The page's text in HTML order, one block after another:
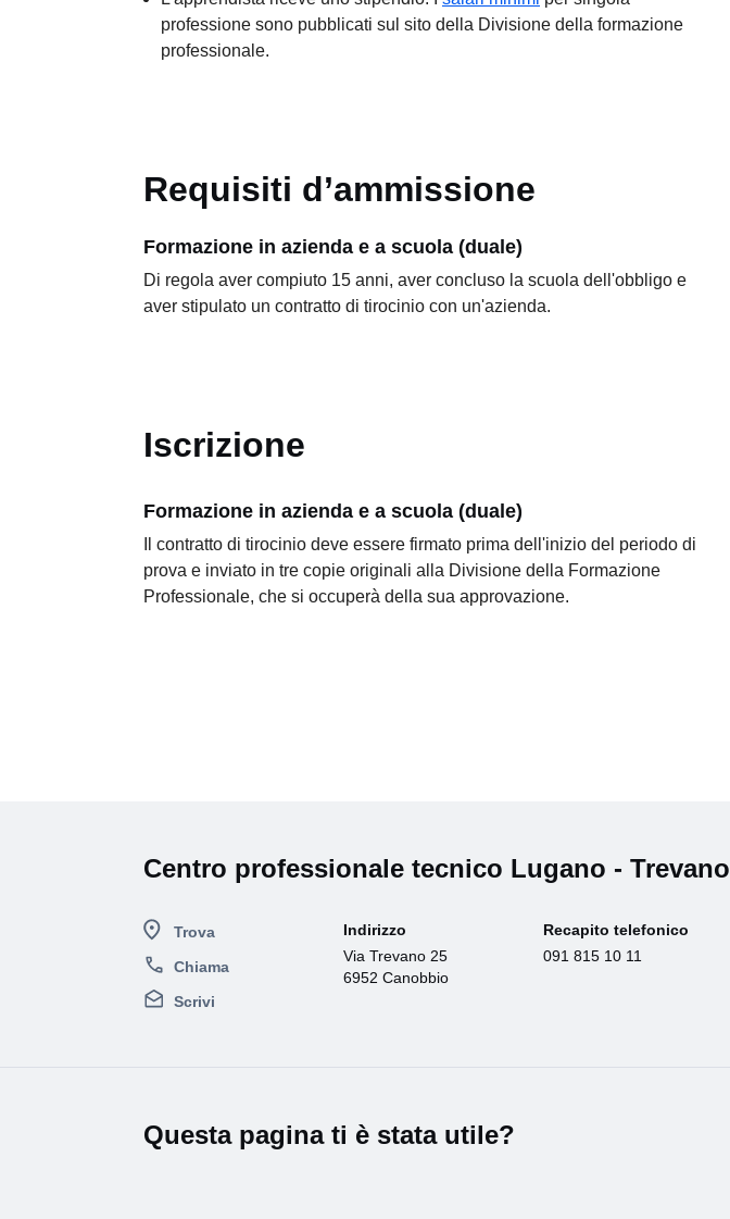
professione sono pubblicati sul sito della Divisione della formazione
professionale.
Requisiti d’ammissione
Formazione in azienda e a scuola (duale)
Di regola aver compiuto 15 anni, aver concluso la scuola dell'obbligo e
aver stipulato un contratto di tirocinio con un'azienda.
Iscrizione
Formazione in azienda e a scuola (duale)
Il contratto di tirocinio deve essere firmato prima dell'inizio del periodo di
prova e inviato in tre copie originali alla Divisione della Formazione
Professionale, che si occuperà della sua approvazione.
Centro professionale tecnico Lugano - Trevano
Trova
Chiama
Scrivi
Indirizzo
Via Trevano 25
6952 Canobbio
Recapito telefonico
091 815 10 11
Questa pagina ti è stata utile?